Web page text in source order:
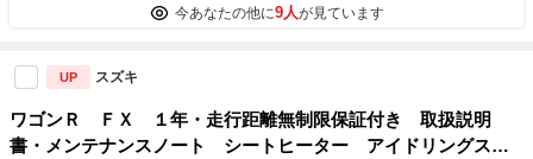
今あなたの他に9人が見ています
UP スズキ
ワゴンＲ ＦＸ １年・走行距離無制限保証付き 取扱説明
書・メンテナンスノート シートヒーター アイドリングスト